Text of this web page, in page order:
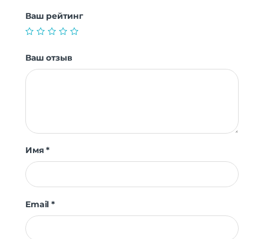
Ваш рейтинг
Ваш отзыв
Имя*
Email*